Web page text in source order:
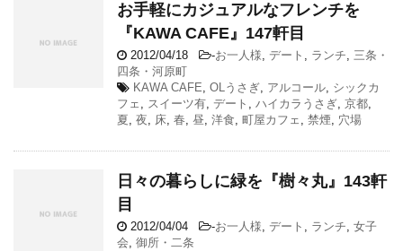
お手軽にカジュアルなフレンチを
『KAWA CAFE』147軒目
2012/04/18 -お一人様, デート , ランチ, 三条・
四条・河原町
KAWA CAFE, OLうさぎ, アルコール, シックカ
フェ , スイーツ有, デート , ハイカラうさぎ, 京都,
夏, 夜, 床, 春, 昼, 洋食, 町屋カフェ , 禁煙, 穴場
日々の暮らしに緑を『樹々丸』143軒
目
2012/04/04 -お一人様, デート , ランチ, 女子
会, 御所・二条